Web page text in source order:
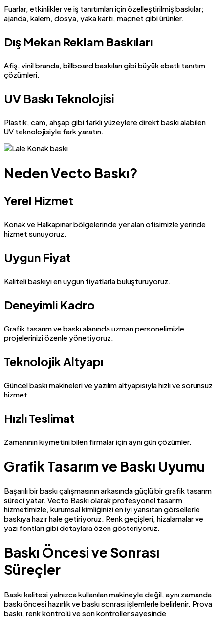
Fuarlar, etkinlikler ve iş tanıtımları için özelleştirilmiş baskılar;
ajanda, kalem, dosya, yaka kartı, magnet gibi ürünler.
Dış Mekan Reklam Baskıları
Afiş, vinil branda, billboard baskıları gibi büyük ebatlı tanıtım
çözümleri.
UV Baskı Teknolojisi
Plastik, cam, ahşap gibi farklı yüzeylere direkt baskı alabilen
UV teknolojisiyle fark yaratın.
Neden Vecto Baskı?
Yerel Hizmet
Konak ve Halkapınar bölgelerinde yer alan ofisimizle yerinde
hizmet sunuyoruz.
Uygun Fiyat
Kaliteli baskıyı en uygun fiyatlarla buluşturuyoruz.
Deneyimli Kadro
Grafik tasarım ve baskı alanında uzman personelimizle
projelerinizi özenle yönetiyoruz.
Teknolojik Altyapı
Güncel baskı makineleri ve yazılım altyapısıyla hızlı ve sorunsuz
hizmet.
Hızlı Teslimat
Zamanının kıymetini bilen firmalar için aynı gün çözümler.
Grafik Tasarım ve Baskı Uyumu
Başarılı bir baskı çalışmasının arkasında güçlü bir grafik tasarım
süreci yatar. Vecto Baskı olarak profesyonel tasarım
hizmetimizle, kurumsal kimliğinizi en iyi yansıtan görsellerle
baskıya hazır hale getiriyoruz. Renk geçişleri, hizalamalar ve
yazı fontları gibi detaylara özen gösteriyoruz.
Baskı Öncesi ve Sonrası
Süreçler
Baskı kalitesi yalnızca kullanılan makineyle değil, aynı zamanda
baskı öncesi hazırlık ve baskı sonrası işlemlerle belirlenir. Prova
baskı, renk kontrolü ve son kontroller sayesinde